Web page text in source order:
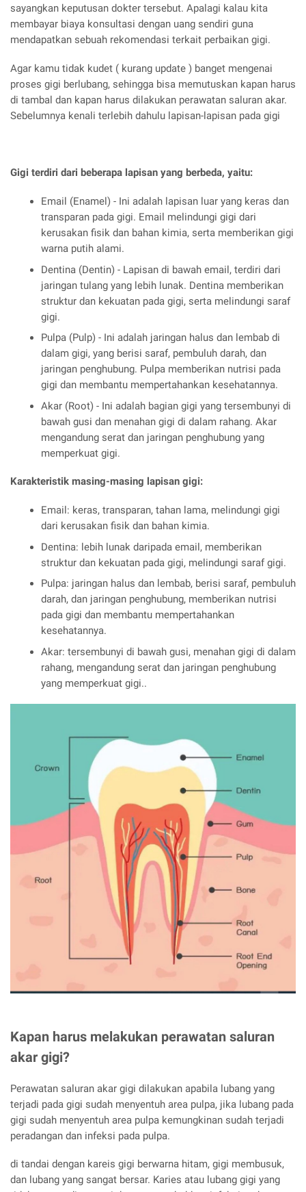
sayangkan keputusan dokter tersebut. Apalagi kalau kita
membayar biaya konsultasi dengan uang sendiri guna
mendapatkan sebuah rekomendasi terkait perbaikan gigi.
Agar kamu tidak kudet ( kurang update ) banget mengenai
proses gigi berlubang, sehingga bisa memutuskan kapan harus
di tambal dan kapan harus dilakukan perawatan saluran akar.
Sebelumnya kenali terlebih dahulu lapisan-lapisan pada gigi
Gigi terdiri dari beberapa lapisan yang berbeda, yaitu:
Email (Enamel) - Ini adalah lapisan luar yang keras dan
transparan pada gigi. Email melindungi gigi dari
kerusakan fisik dan bahan kimia, serta memberikan gigi
warna putih alami.
Dentina (Dentin) - Lapisan di bawah email, terdiri dari
jaringan tulang yang lebih lunak. Dentina memberikan
struktur dan kekuatan pada gigi, serta melindungi saraf
gigi.
Pulpa (Pulp) - Ini adalah jaringan halus dan lembab di
dalam gigi, yang berisi saraf, pembuluh darah, dan
jaringan penghubung. Pulpa memberikan nutrisi pada
gigi dan membantu mempertahankan kesehatannya.
Akar (Root) - Ini adalah bagian gigi yang tersembunyi di
bawah gusi dan menahan gigi di dalam rahang. Akar
mengandung serat dan jaringan penghubung yang
memperkuat gigi.
Karakteristik masing-masing lapisan gigi:
Email: keras, transparan, tahan lama, melindungi gigi
dari kerusakan fisik dan bahan kimia.
Dentina: lebih lunak daripada email, memberikan
struktur dan kekuatan pada gigi, melindungi saraf gigi.
Pulpa: jaringan halus dan lembab, berisi saraf, pembuluh
darah, dan jaringan penghubung, memberikan nutrisi
pada gigi dan membantu mempertahankan
kesehatannya.
Akar: tersembunyi di bawah gusi, menahan gigi di dalam
rahang, mengandung serat dan jaringan penghubung
yang memperkuat gigi..
Kapan harus melakukan perawatan saluran
akar gigi?
Perawatan saluran akar gigi dilakukan apabila lubang yang
terjadi pada gigi sudah menyentuh area pulpa, jika lubang pada
gigi sudah menyentuh area pulpa kemungkinan sudah terjadi
peradangan dan infeksi pada pulpa.
di tandai dengan kareis gigi berwarna hitam, gigi membusuk,
dan lubang yang sangat bersar. Karies atau lubang gigi yang